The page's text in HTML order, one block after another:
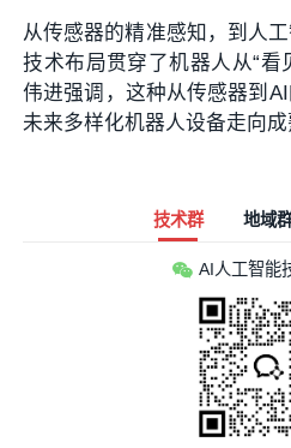
从传感器的精准感知，到人
技术布局贯穿了机器人从“看
伟进强调，这种从传感器到
未来多样化机器人设备走向成
技术群 地域
AI人工智能